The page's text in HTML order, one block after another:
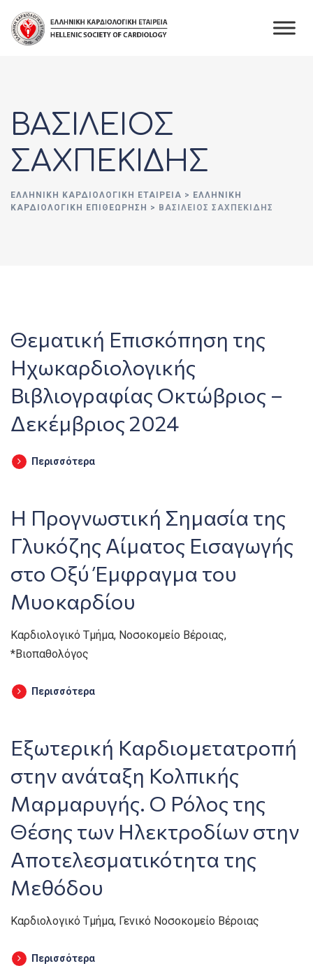
content
ΒΑΣΙΛΕΙΟΣ
ΣΑΧΠΕΚΙΔΗΣ
ΕΛΛΗΝΙΚΉ ΚΑΡΔΙΟΛΟΓΙΚΉ ΕΤΑΙΡΕΊΑ > ΕΛΛΗΝΙΚΗ
ΚΑΡΔΙΟΛΟΓΙΚΗ ΕΠΙΘΕΩΡΗΣΗ > ΒΑΣΙΛΕΙΟΣ ΣΑΧΠΕΚΙΔΗΣ
Θεματική Επισκόπηση της
Ηχωκαρδιολογικής
Βιβλιογραφίας Οκτώβριος –
Δεκέμβριος 2024
Περισσότερα
Η Προγνωστική Σημασία της
Γλυκόζης Αίματος Εισαγωγής
στο Οξύ Έμφραγμα του
Μυοκαρδίου
Καρδιολογικό Τμήμα, Νοσοκομείο Βέροιας,
*Βιοπαθολόγος
Περισσότερα
Εξωτερική Καρδιομετατροπή
στην ανάταξη Κολπικής
Μαρμαρυγής. Ο Ρόλος της
Θέσης των Ηλεκτροδίων στην
Αποτελεσματικότητα της
Μεθόδου
Καρδιολογικό Τμήμα, Γενικό Νοσοκομείο Βέροιας
Περισσότερα